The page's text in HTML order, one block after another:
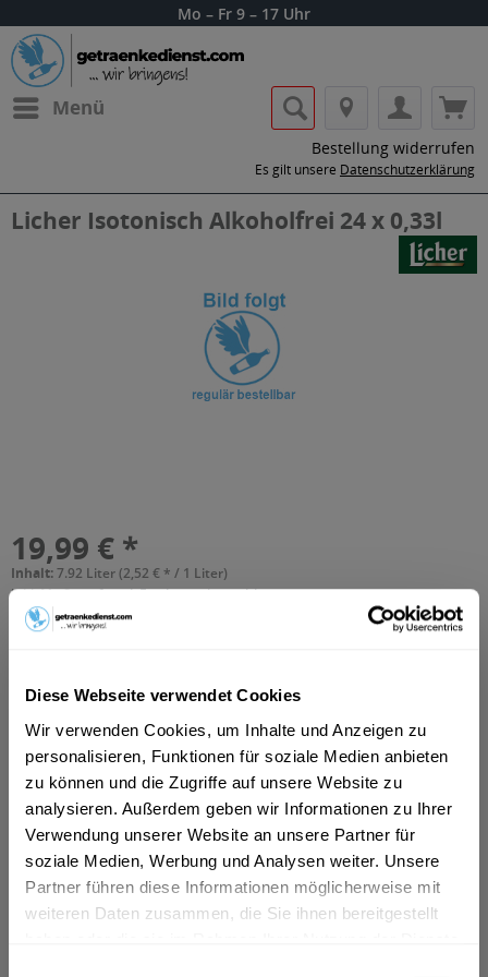
Diese Webseite verwendet Cookies
Wir verwenden Cookies, um Inhalte und Anzeigen zu
personalisieren, Funktionen für soziale Medien anbieten
zu können und die Zugriffe auf unsere Website zu
analysieren. Außerdem geben wir Informationen zu Ihrer
Verwendung unserer Website an unsere Partner für
soziale Medien, Werbung und Analysen weiter. Unsere
Partner führen diese Informationen möglicherweise mit
weiteren Daten zusammen, die Sie ihnen bereitgestellt
Mo – Fr 9 – 17 Uhr
Menü
Bestellung widerrufen
Es gilt unsere Datenschutzerklärung
Licher Isotonisch Alkoholfrei 24 x 0,33l
19,99 € *
Inhalt:7.92 Liter (2,52 € * / 1 Liter)
inkl. MwSt.ggf. zzgl. Erschwerniszuschlag
Vorrätig
In den Warenkorb
Hinzugefügt
Artikel-Nr.: 29308
Beschreibung
mehr